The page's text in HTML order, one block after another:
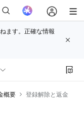
ます。正確な情報
概要 登録解除と返金